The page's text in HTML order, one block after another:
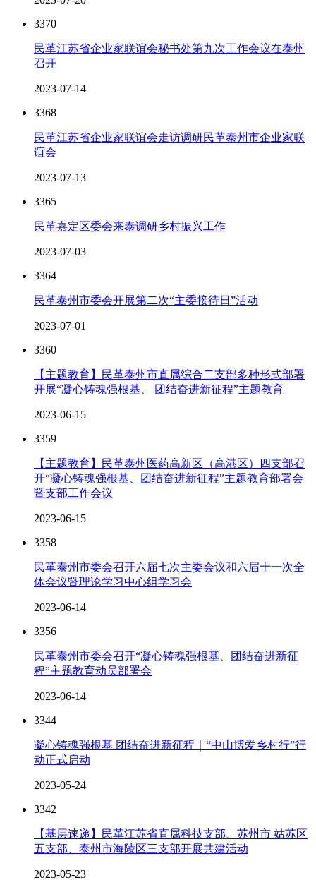
3370
民革江苏省企业家联谊会秘书处第九次工作会议在泰州
召开
2023-07-14
3368
民革江苏省企业家联谊会走访调研民革泰州市企业家联
谊会
2023-07-13
3365
民革嘉定区委会来泰调研乡村振兴工作
2023-07-03
3364
民革泰州市委会开展第二次“主委接待日”活动
2023-07-01
3360
【主题教育】民革泰州市直属综合二支部多种形式部署
开展“凝心铸魂强根基、 团结奋进新征程”主题教育
2023-06-15
3359
【主题教育】民革泰州医药高新区（高港区）四支部召
开“凝心铸魂强根基、团结奋进新征程”主题教育部署会
暨支部工作会议
2023-06-15
3358
民革泰州市委会召开六届七次主委会议和六届十一次全
体会议暨理论学习中心组学习会
2023-06-14
3356
民革泰州市委会召开“凝心铸魂强根基、团结奋进新征
程”主题教育动员部署会
2023-06-14
3344
凝心铸魂强根基 团结奋进新征程｜“中山博爱乡村行”行
动正式启动
2023-05-24
3342
【基层速递】民革江苏省直属科技支部、苏州市 姑苏区
五支部、泰州市海陵区三支部开展共建活动
2023-05-23